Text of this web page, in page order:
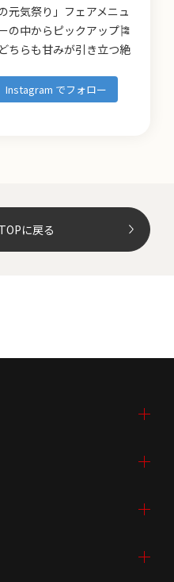
Instagram でフォロー
に戻る